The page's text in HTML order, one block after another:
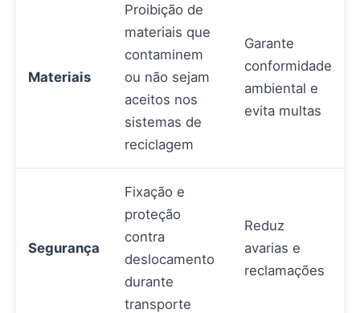
Materiais
Proibição de
materiais que
contaminem
ou não sejam
aceitos nos
sistemas de
reciclagem
Garante
conformidade
ambiental e
evita multas
Segurança
Fixação e
proteção
contra
deslocamento
durante
transporte
Reduz
avarias e
reclamações